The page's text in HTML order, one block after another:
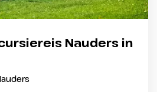
Nauders in